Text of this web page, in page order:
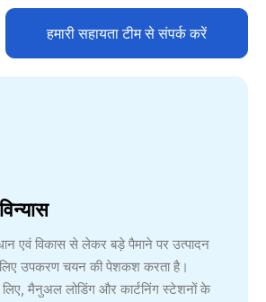
हमारी सहायता टीम से संपर्क करें
एवं विकास से लेकर बड़े पैमाने पर उत्पादन
उपकरण चयन की पेशकश करता है।
मैनुअल लोडिंग और कार्टनिंग स्टेशनों के